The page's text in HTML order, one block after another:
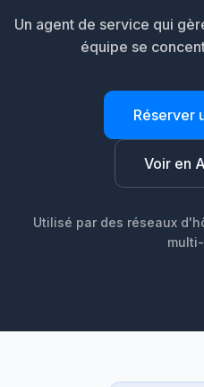
Un agent de service qui
équipe se
Réserver
Voir en
Utilisé par des réseaux